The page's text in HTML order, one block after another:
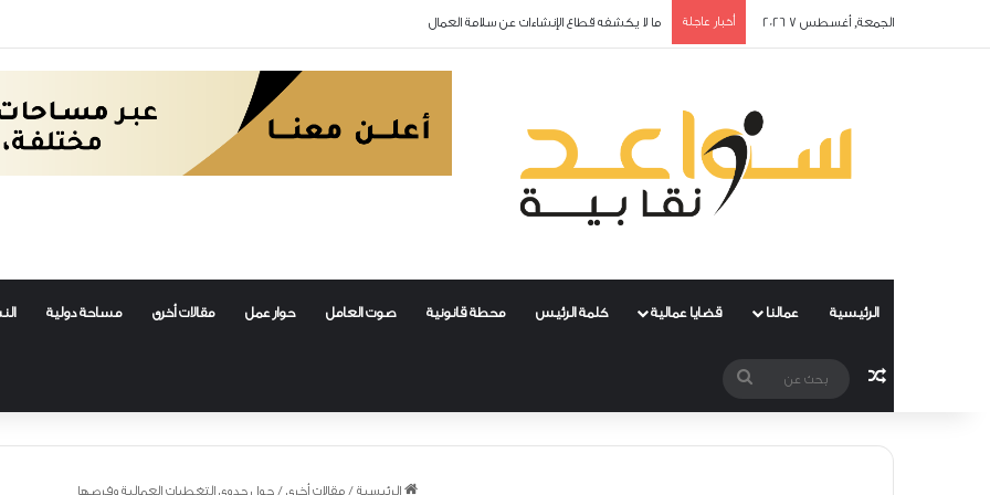
الجمعة, أغسطس 7 2026 أخبار عاجلة المعرفة بقانون العمل… الخطوة الأولى نحو عمل نقابي ناجح ومؤثر
الرئيسية عمالنا قضايا عمالية كلمة الرئيس محطة قانونية صوت العامل حوار عمل مقالات أخرى مساحة دولية
مقال عشوائي بحث
عن
الرئيسية / مقالات أخرى / حول جدوى التغطيات العمالية وفرصها